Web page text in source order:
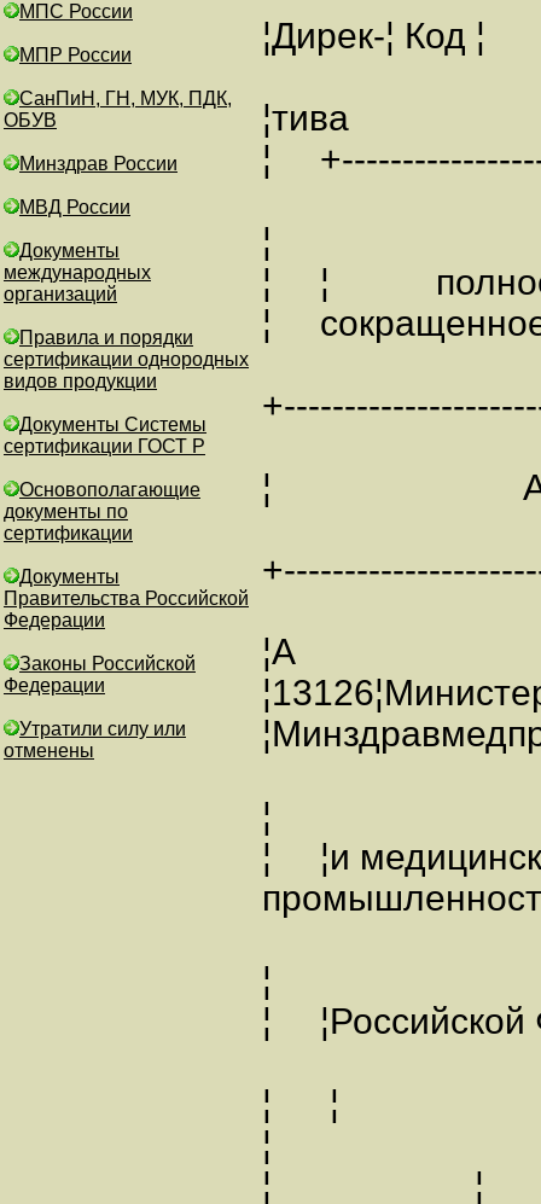
МПС России
МПР России
СанПиН, ГН, МУК, ПДК,
ОБУВ
Минздрав России
МВД России
Документы
международных
организаций
Правила и порядки
сертификации однородных
видов продукции
Документы Системы
сертификации ГОСТ Р
Основополагающие
документы по
сертификации
Документы
Правительства Российской
Федерации
Законы Российской
Федерации
Утратили силу или
отменены
¦Дирек-¦
¦тива
¦
¦
¦ ¦
¦
¦
¦А
¦
¦ ¦и
¦
¦
¦ ¦
¦
¦ ¦